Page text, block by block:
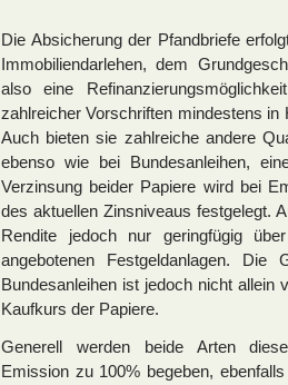
Die Absicherung der Pfandbriefe
Immobiliendarlehen, dem
also eine
zahlreicher Vorschriften mindestens
Auch bieten sie zahlreiche andere
ebenso wie bei Bundesanleihen,
Verzinsung beider Papiere wird bei
des aktuellen Zinsniveaus festgelegt.
Rendite jedoch nur geringfügig
angebotenen Festgeldanlagen. Die
Bundesanleihen ist jedoch nicht allein
Kaufkurs der Papiere.
Generell werden beide Arten
Emission zu 100% begeben,